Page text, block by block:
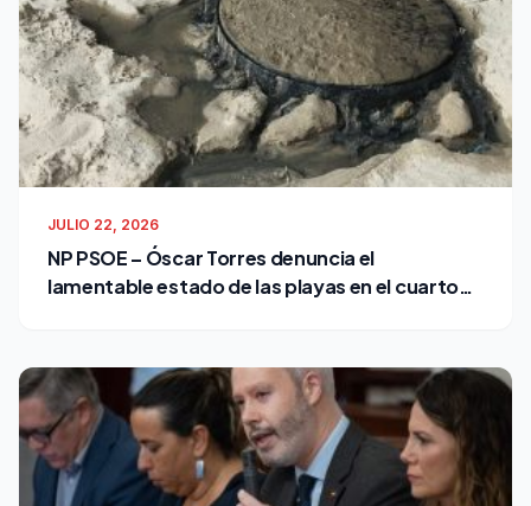
JULIO 22, 2026
NP PSOE – Óscar Torres denuncia el
lamentable estado de las playas en el cuarto